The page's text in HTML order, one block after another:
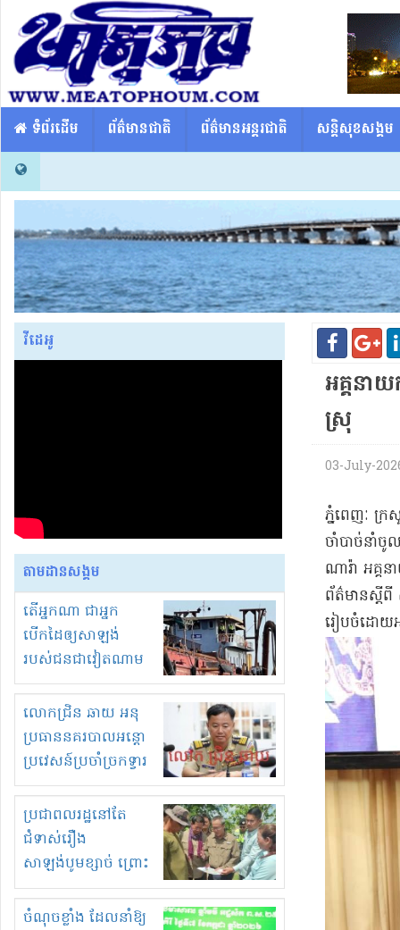
​​ ទំព័រដើម ព័ត៌មានជាតិ ព័ត៌មានអន្តរជាតិ សន្តិសុខសង្គម
វីដេអូ
តាមដានសង្គម
តើអ្នកណា ជាអ្នក
បើកដៃឲ្យសាឡង់
របស់ជនជាវៀតណាម
ចូល មកខុស
ច្បាប់លួចបូមខ្សាច់នៅ
ក្នុងប្រទេសកម្ពុជា
លោកជ្រិន ឆាយ អនុ
ប្រធាននគរបាលអន្តោ
ប្រវេសន៍ប្រចាំច្រកទ្វារ
ព្រំដែនភ្នំឌិន និងឈ្មួញ
មួយចំនួនទៀត
កំពង់តែគុបគិតគ្នា
ធ្វើសកម្មភាពរកស៊ីនិង
ស្តុកទំនិញគេចពន្ធ?
ប្រជាពលរដ្ឋនៅតែ
ជំទាស់រឿង
សាឡង់បូមខ្សាច់ ព្រោះ
ខ្លាចបាក់ច្រាំងទៀត!
ចំណុចខ្លាំង ដែលនាំឱ្យ
អគ្គនាយ
ស្រុ
03-July-
ភ្នំពេញៈ ក្រ
ចាំបាច់​នាំ
ណា​រ៉ា អគ្គ
ព័ត៌មាន​ស្តីពី
រៀបចំ​ដោយ​អង្